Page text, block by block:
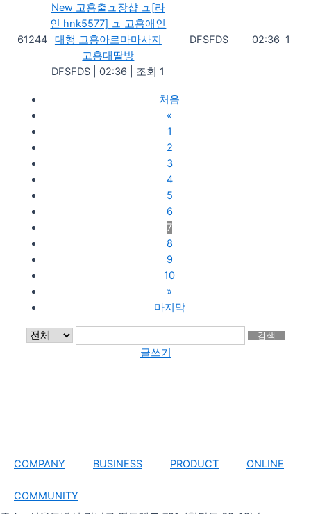
61244
New고흥출ュ장샵 ュ[라
인 hnk5577] ュ 고흥애인
대행 고흥아로마마사지
고흥대딸방
DFSFDS
02:36 조회 1
DFSFDS 02:36 1
처음
«
1
2
3
4
5
6
7
8
9
10
»
마지막
검색
글쓰기
COMPANY BUSINESS PRODUCT ONLINE
COMMUNITY